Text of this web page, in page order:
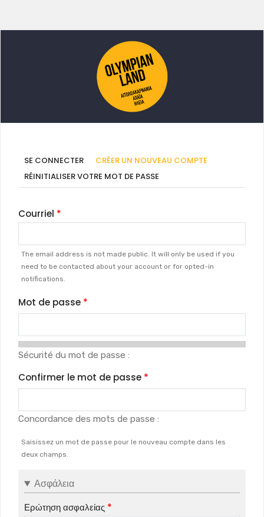
Onglets
principaux
SE CONNECTER CRÉER UN NOUVEAU COMPTE
RÉINITIALISER VOTRE MOT DE PASSE
Courriel
The email address is not made public. It will only be used if you
need to be contacted about your account or for opted-in
notifications.
Mot de passe
Sécurité du mot de passe :
Confirmer le mot de passe
Concordance des mots de passe :
Saisissez un mot de passe pour le nouveau compte dans les
deux champs.
Ασφάλεια
Ερώτηση ασφαλείας